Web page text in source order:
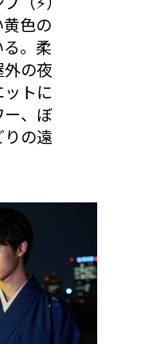
色の
。柔
の夜
トに
ー、ぼ
の遠